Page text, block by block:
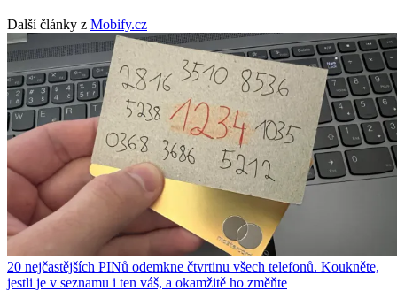
Další články z Mobify.cz
20 nejčastějších PINů odemkne čtvrtinu všech telefonů. Koukněte,
jestli je v seznamu i ten váš, a okamžitě ho změňte